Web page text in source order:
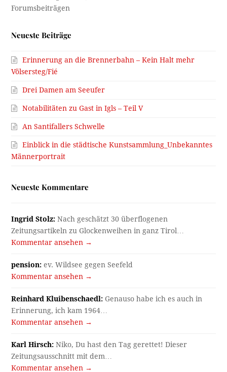
Neueste Beiträge
Erinnerung an die Brennerbahn – Kein Halt mehr
Völsersteg/Fié
Drei Damen am Seeufer
Notabilitäten zu Gast in Igls – Teil V
An Santifallers Schwelle
Einblick in die städtische Kunstsammlung_Unbekanntes
Männerportrait
Neueste Kommentare
Ingrid Stolz: Nach geschätzt 30 überflogenen
Zeitungsartikeln zu Glockenweihen in ganz Tirol…
Kommentar ansehen →
pension: ev. Wildsee gegen Seefeld
Kommentar ansehen →
Reinhard Kluibenschaedl: Genauso habe ich es auch in
Erinnerung, ich kam 1964…
Kommentar ansehen →
Karl Hirsch: Niko, Du hast den Tag gerettet! Dieser
Zeitungsausschnitt mit dem…
Kommentar ansehen →